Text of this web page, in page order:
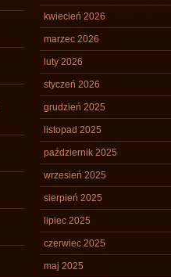
kwiecień 2026
marzec 2026
luty 2026
styczeń 2026
grudzień 2025
listopad 2025
październik 2025
wrzesień 2025
sierpień 2025
lipiec 2025
czerwiec 2025
maj 2025